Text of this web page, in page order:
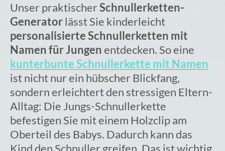
Mobile
Galerie
Warenkorb
Unser praktischerSchnullerketten-
Generatorlässt Sie kinderleicht
personalisierte Schnullerketten mit
Namen für Jungenentdecken. So eine
kunterbunte Schnullerkette mit Namen
ist nicht nur ein hübscher Blickfang,
sondern erleichtert den stressigen Eltern-
Alltag: Die Jungs-Schnullerkette
befestigen Sie mit einem Holzclip am
Oberteil des Babys. Dadurch kann das